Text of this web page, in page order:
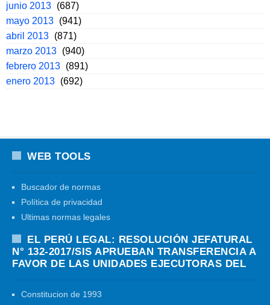
junio 2013 (687)
mayo 2013 (941)
abril 2013 (871)
marzo 2013 (940)
febrero 2013 (891)
enero 2013 (692)
WEB TOOLS
Buscador de normas
Política de privacidad
Ultimas normas legales
EL PERÚ LEGAL: RESOLUCIÓN JEFATURAL
N° 132-2017/SIS APRUEBAN TRANSFERENCIA A
FAVOR DE LAS UNIDADES EJECUTORAS DEL
Constitucion de 1993